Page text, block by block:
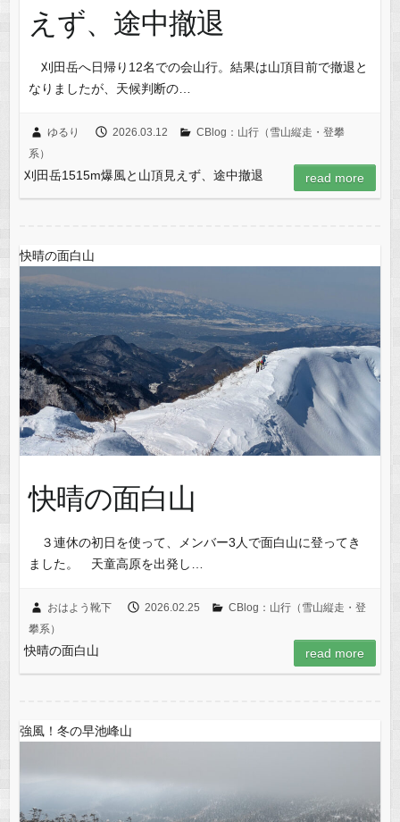
えず、途中撤退
刈田岳へ日帰り12名での会山行。結果は山頂目前で撤退と
なりましたが、天候判断の…
ゆるり 2026.03.12
CBlog：山行（雪山縦走・登攀
系）
刈田岳1515m爆風と山頂見えず、途中撤退 read more
快晴の面白山
快晴の面白山
３連休の初日を使って、メンバー3人で面白山に登ってき
ました。 天童高原を出発し…
おはよう靴下 2026.02.25
CBlog：山行（雪山縦走・登
攀系）
快晴の面白山 read more
強風！冬の早池峰山